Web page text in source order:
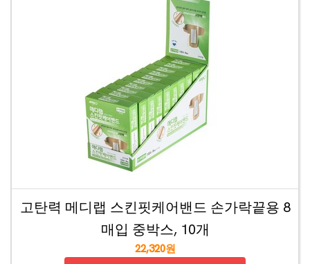
고탄력 메디랩 스킨핏케어밴드 손가락끝용 8
매입 중박스, 10개
22,320원